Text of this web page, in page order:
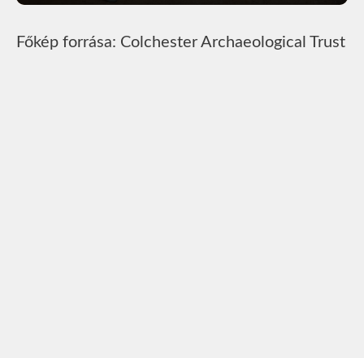
Főkép forrása: Colchester Archaeological Trust